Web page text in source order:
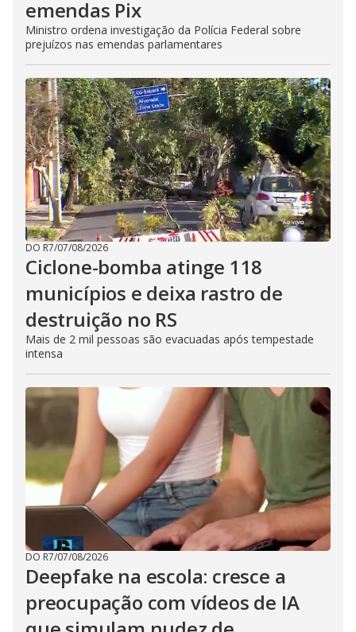
emendas Pix
Ministro ordena investigação da Polícia Federal sobre
prejuízos nas emendas parlamentares
DO R7/07/08/2026
Ciclone-bomba atinge 118
municípios e deixa rastro de
destruição no RS
Mais de 2 mil pessoas são evacuadas após tempestade
intensa
DO R7/07/08/2026
Deepfake na escola: cresce a
preocupação com vídeos de IA